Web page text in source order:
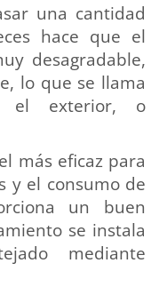
una cantidad
hace que el
desagradable,
lo que se llama
el exterior, o
más eficaz para
y el consumo de
un buen
se instala
mediante